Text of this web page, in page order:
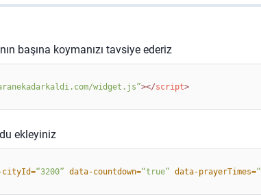
başına koymanızı tavsiye ederiz
widget.js”></script>
ekleyiniz
cityId=“3200” data-countdown=“true” data-prayerTimes=“